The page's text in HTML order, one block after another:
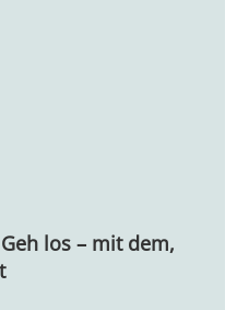
Geh los – mit dem,